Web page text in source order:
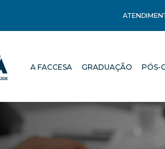
A FACCESA
GRADUAÇÃO
PÓS-